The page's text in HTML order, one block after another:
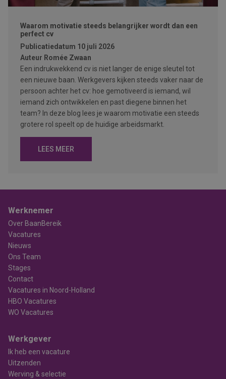
Waarom motivatie steeds belangrijker wordt dan een
perfect cv
Publicatiedatum 10 juli 2026
Auteur Romée Zwaan
Een indrukwekkend cv is niet langer de enige sleutel tot
een nieuwe baan. Werkgevers kijken steeds vaker naar de
persoon achter het cv: hoe gemotiveerd is iemand, wil
iemand zich ontwikkelen en past diegene binnen het
team? In deze blog lees je waarom motivatie een steeds
grotere rol speelt op de huidige arbeidsmarkt.
LEES MEER
Werknemer
Over BaanBereik
Vacatures
Nieuws
Ons Team
Stages
Contact
Vacatures in Noord-Holland
HBO Vacatures
WO Vacatures
Werkgever
Ik heb een vacature
Uitzenden
Werving & selectie